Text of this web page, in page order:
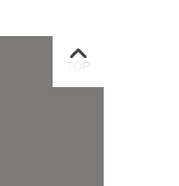
TOP